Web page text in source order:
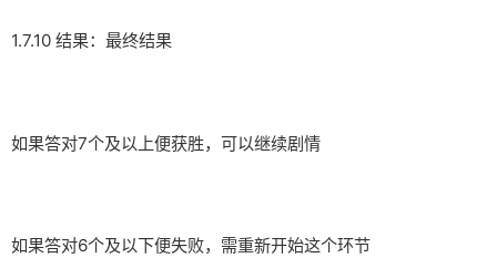
1.7.10 结果：最终结果
如果答对7个及以上便获胜，可以继续剧情
如果答对6个及以下便失败，需重新开始这个环节